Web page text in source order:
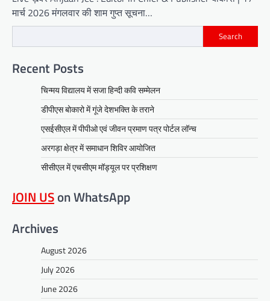
मार्च 2026 मंगलवार की शाम गुप्त सूचना…
Search
Recent Posts
चिन्मय विद्यालय में सजा हिन्दी कवि सम्मेलन
डीपीएस बोकारो में गूंजे देशभक्ति के तराने
एसईसीएल में पीपीओ एवं जीवन प्रमाण पत्र पोर्टल लॉन्च
अरगड़ा क्षेत्र में समाधान शिविर आयोजित
सीसीएल में एचसीएम मॉड्यूल पर प्रशिक्षण
JOIN USon WhatsApp
Archives
August 2026
July 2026
June 2026